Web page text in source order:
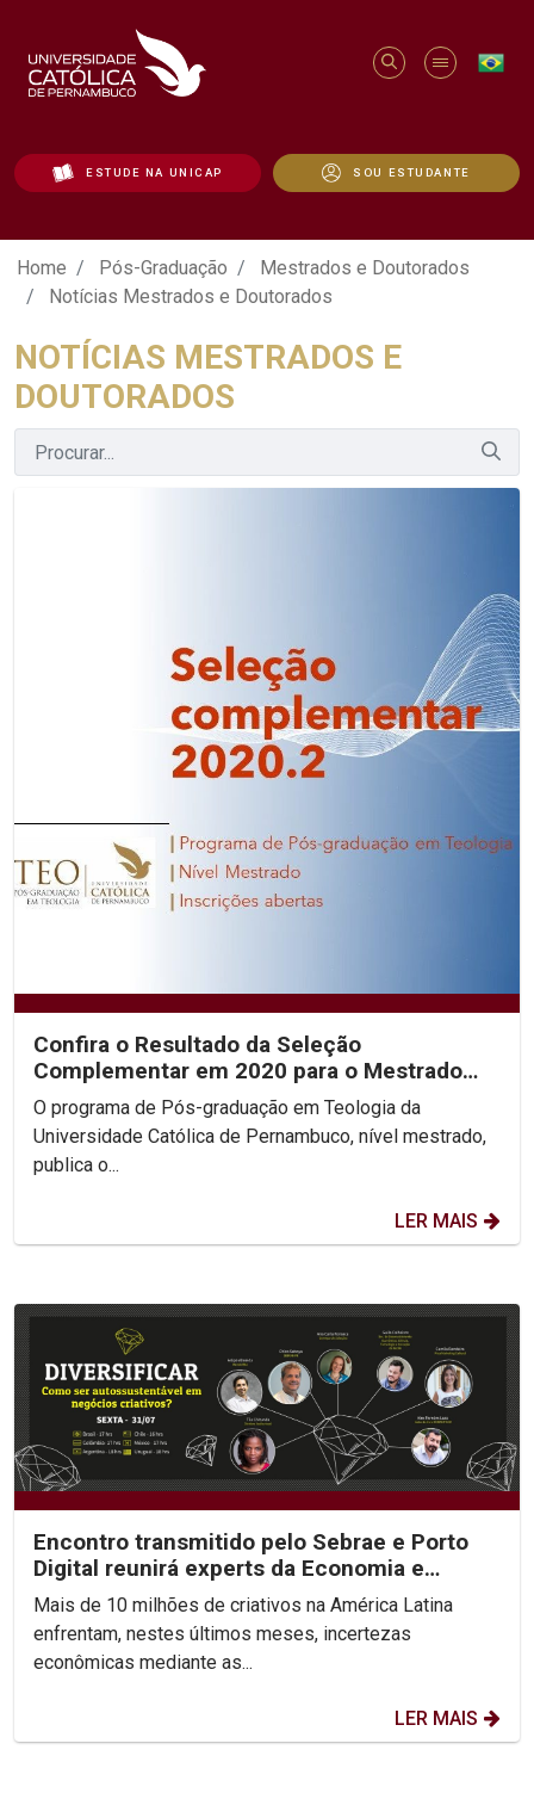
ESTUDE NA UNICAP SOU ESTUDANTE
Notícias Mestrados e Doutorados -
Home Pós-Graduação
Mestrados e Doutorados
Notícias Mestrados e Doutorados
NOTÍCIAS MESTRADOS E
DOUTORADOS
Confira o Resultado da Seleção
Complementar em 2020 para o Mestrado
em Teologia
O programa de Pós-graduação em Teologia da
Universidade Católica de Pernambuco, nível mestrado,
publica o...
LER MAIS
Encontro transmitido pelo Sebrae e Porto
Digital reunirá experts da Economia e
Empreendedorismo...
Mais de 10 milhões de criativos na América Latina
enfrentam, nestes últimos meses, incertezas
econômicas mediante as...
LER MAIS